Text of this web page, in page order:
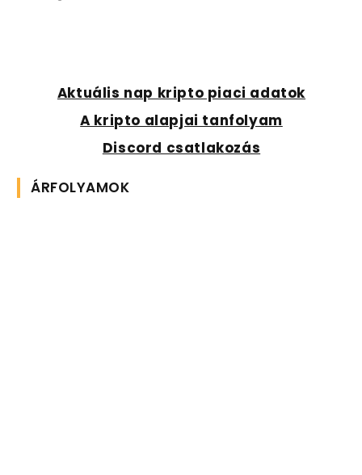
Aktuális nap kripto piaci adatok
A kripto alapjai tanfolyam
Discord csatlakozás
ÁRFOLYAMOK